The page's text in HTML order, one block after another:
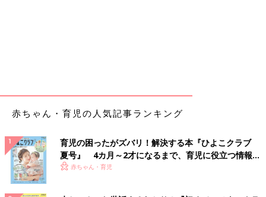
赤ちゃん・育児の人気記事ランキング
育児の困ったがズバリ！解決する本『ひよこクラブ
夏号』 4カ月～2才になるまで、育児に役立つ情報が
いっぱい！
赤ちゃん・育児